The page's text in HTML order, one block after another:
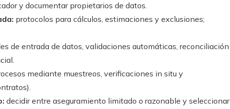
y documentar propietarios de datos.
protocolos para cálculos, estimaciones y exclusiones;
de entrada de datos, validaciones automáticas, reconciliación
mediante muestreos, verificaciones in situ y
decidir entre aseguramiento limitado o razonable y seleccionar